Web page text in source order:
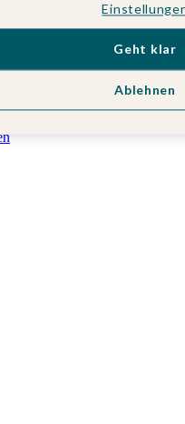
Ablehnen
Geht klar